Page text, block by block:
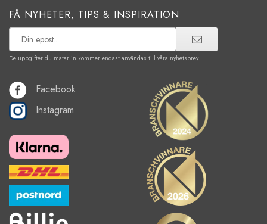
FÅ NYHETER, TIPS & INSPIRATION
De uppgifter du matar in kommer endast användas till våra nyhetsbrev.
Facebook
Instagram